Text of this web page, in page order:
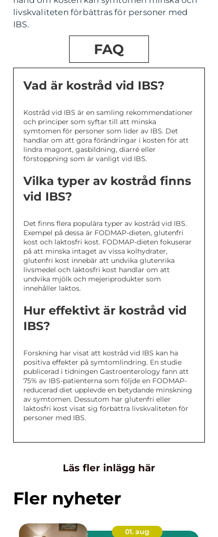
livskvaliteten förbättras för personer med
IBS.
FAQ
Vad är kostråd vid IBS?
Kostråd vid IBS är en samling rekommendationer
och principer som syftar till att minska
symtomen för personer som lider av IBS. Det
handlar om att göra förändringar i kosten för att
lindra magont, gasbildning, diarré eller
förstoppning som är vanligt vid IBS.
Vilka typer av kostråd finns
vid IBS?
Det finns flera populära typer av kostråd vid IBS.
Exempel på dessa är FODMAP-dieten, glutenfri
kost och laktosfri kost. FODMAP-dieten fokuserar
på att minska intaget av vissa kolhydrater,
glutenfri kost innebär att undvika glutenrika
livsmedel och laktosfri kost handlar om att
undvika mjölk och mejeriprodukter som
innehåller laktos.
Hur effektivt är kostråd vid
IBS?
Forskning har visat att kostråd vid IBS kan ha
positiva effekter på symtomlindring. En studie
publicerad i tidningen Gastroenterology fann att
75% av IBS-patienterna som följde en FODMAP-
reducerad diet upplevde en betydande minskning
av symtomen. Dessutom har glutenfri eller
laktosfri kost visat sig förbättra livskvaliteten för
personer med IBS.
Läs fler inlägg här
Fler nyheter
01. aug